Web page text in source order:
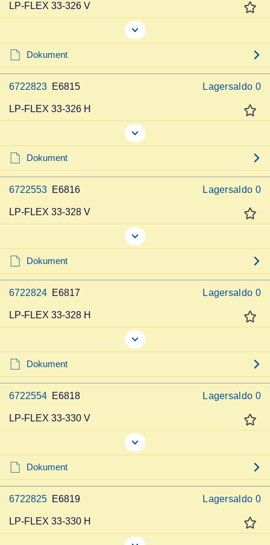
LP-FLEX 33-326 V
Dokument
6722823 E6815 Lagersaldo 0
LP-FLEX 33-326 H
Dokument
6722553 E6816 Lagersaldo 0
LP-FLEX 33-328 V
Dokument
6722824 E6817 Lagersaldo 0
LP-FLEX 33-328 H
Dokument
6722554 E6818 Lagersaldo 0
LP-FLEX 33-330 V
Dokument
6722825 E6819 Lagersaldo 0
LP-FLEX 33-330 H